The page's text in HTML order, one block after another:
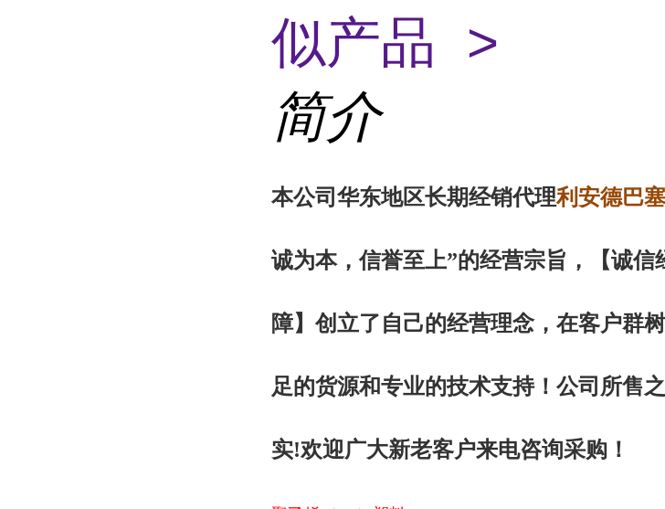
似产品 >
简介
本公司华东地区长期经销代理利安德巴
诚为本，信誉至上”的经营宗旨，【诚信
障】创立了自己的经营理念，在客户群
足的货源和专业的技术支持！公司所售
实!欢迎广大新老客户来电咨询采购！